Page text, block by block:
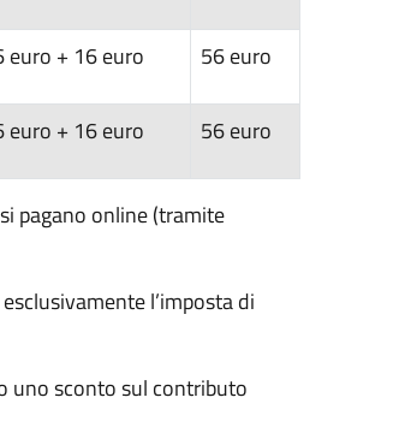
euro + 16 euro 56 euro
euro + 16 euro 56 euro
pagano online (tramite
l’imposta di
uno sconto sul contributo